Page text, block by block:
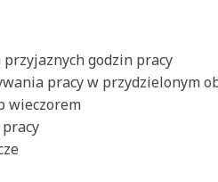
godzin pracy
pracy w przydzielonym
wieczorem